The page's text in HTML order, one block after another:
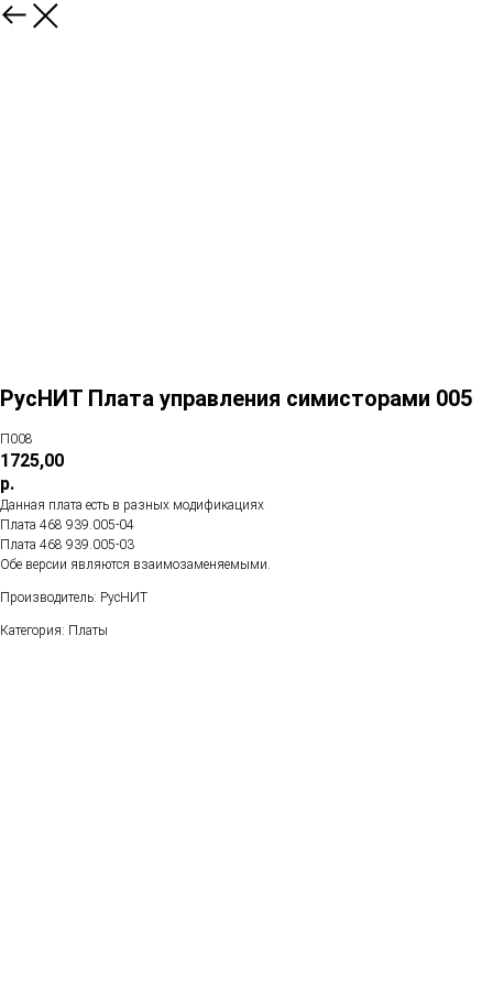
РусНИТ Плата управления симисторами 005
П008
1725,00
р.
Данная плата есть в разных модификациях
Плата 468 939.005-04
Плата 468 939.005-03
Обе версии являются взаимозаменяемыми.
Производитель: РусНИТ
Категория: Платы